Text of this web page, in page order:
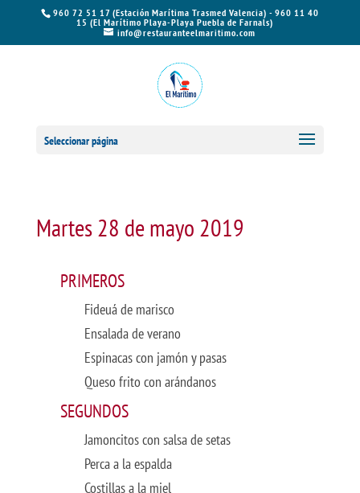
960 72 51 17 (Estación Marítima Trasmed Valencia) - 960 11 40
15 (El Marítimo Playa-Playa Puebla de Farnals)
info@restauranteelmaritimo.com
Seleccionar página
Martes 28 de mayo 2019
PRIMEROS
Fideuá de marisco
Ensalada de verano
Espinacas con jamón y pasas
Queso frito con arándanos
SEGUNDOS
Jamoncitos con salsa de setas
Perca a la espalda
Costillas a la miel